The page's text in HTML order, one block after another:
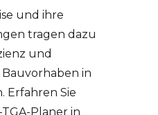
und ihre
tragen dazu
und
in
Erfahren Sie
Planer in